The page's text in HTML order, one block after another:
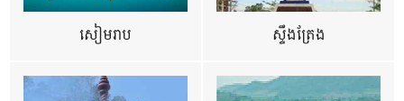
សៀមរាប ស្ទឹងត្រែង